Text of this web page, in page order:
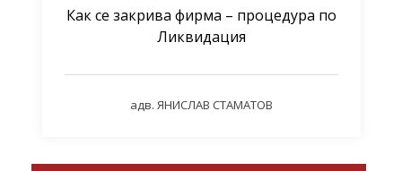
Как се закрива фирма – процедура по
Ликвидация
адв. ЯНИСЛАВ СТАМАТОВ